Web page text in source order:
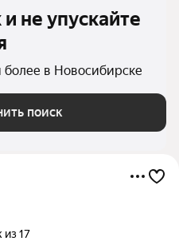
не упускайте
в Новосибирске
поиск
из 17